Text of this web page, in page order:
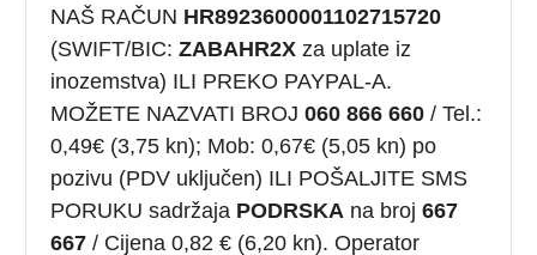
NAŠ RAČUN HR8923600001102715720
(SWIFT/BIC: ZABAHR2X za uplate iz
inozemstva) ILI PREKO PAYPAL-A.
MOŽETE NAZVATI BROJ060 866 660 / Tel.:
0,49€ (3,75 kn); Mob: 0,67€ (5,05 kn) po
pozivu (PDV uključen) ILI POŠALJITE SMS
PORUKU sadržaja PODRSKA na broj667
667 / Cijena 0,82 € (6,20 kn). Operator